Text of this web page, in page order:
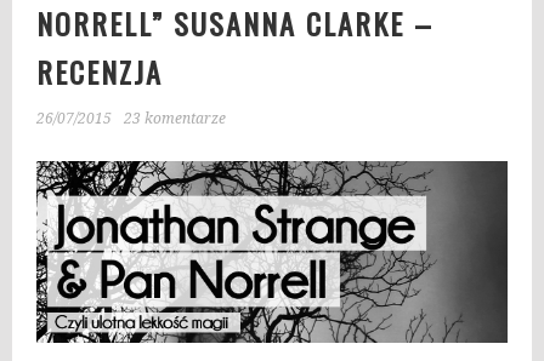
NORRELL” SUSANNA CLARKE –
RECENZJA
26/07/2015 23 komentarze